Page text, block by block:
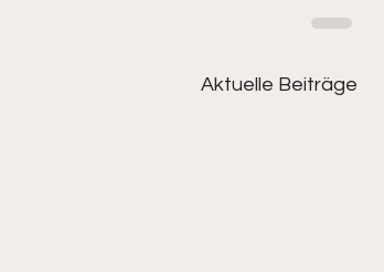
Aktuelle Beiträge